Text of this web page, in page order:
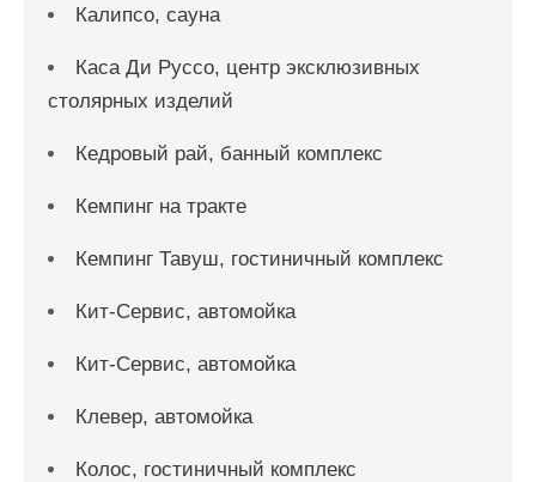
Калипсо, сауна
Каса Ди Руссо, центр эксклюзивных
столярных изделий
Кедровый рай, банный комплекс
Кемпинг на тракте
Кемпинг Тавуш, гостиничный комплекс
Кит-Сервис, автомойка
Кит-Сервис, автомойка
Клевер, автомойка
Колос, гостиничный комплекс